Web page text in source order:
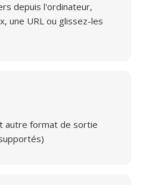
depuis l'ordinateur,
une URL ou glissez-les
autre format de sortie